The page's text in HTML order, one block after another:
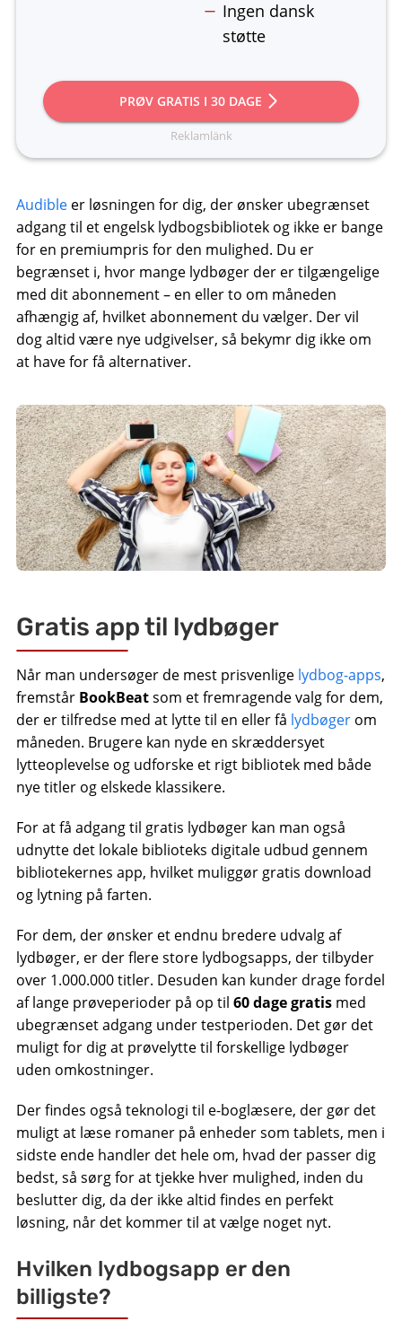
Ingen dansk
støtte
PRØV GRATIS I 30 DAGE
Audibleer løsningen for dig, der ønsker ubegrænset
adgang til et engelsk lydbogsbibliotek og ikke er bange
for en premiumpris for den mulighed. Du er
begrænset i, hvor mange lydbøger der er tilgængelige
med dit abonnement – en eller to om måneden
afhængig af, hvilket abonnement du vælger. Der vil
dog altid være nye udgivelser, så bekymr dig ikke om
at have for få alternativer.
Gratis app til lydbøger
Når man undersøger de mest prisvenlige lydbog-apps,
fremstår BookBeatsom et fremragende valg for dem,
der er tilfredse med at lytte til en eller få lydbøgerom
måneden. Brugere kan nyde en skræddersyet
lytteoplevelse og udforske et rigt bibliotek med både
nye titler og elskede klassikere.
For at få adgang til gratis lydbøger kan man også
udnytte det lokale biblioteks digitale udbud gennem
bibliotekernes app, hvilket muliggør gratis download
og lytning på farten.
For dem, der ønsker et endnu bredere udvalg af
lydbøger, er der flere store lydbogsapps, der tilbyder
over 1.000.000 titler. Desuden kan kunder drage fordel
af lange prøveperioder på op til 60 dage gratismed
ubegrænset adgang under testperioden. Det gør det
muligt for dig at prøvelytte til forskellige lydbøger
uden omkostninger.
Der findes også teknologi til e-boglæsere, der gør det
muligt at læse romaner på enheder som tablets, men i
sidste ende handler det hele om, hvad der passer dig
bedst, så sørg for at tjekke hver mulighed, inden du
beslutter dig, da der ikke altid findes en perfekt
løsning, når det kommer til at vælge noget nyt.
Hvilken lydbogsapp er den
billigste?